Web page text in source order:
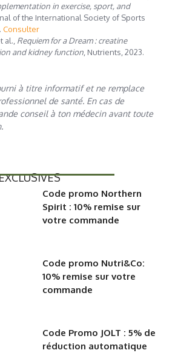
in exercise, sport, and
of the International Society of Sports
Consulter
al., Requiem for a Dream : creatine
and kidney function , Nutrients, 2023.
à titre informatif et ne remplace
de santé. En cas de
conseil à ton médecin avant toute
Code promo Northern
Spirit : 10% remise sur
votre commande
Code promo Nutri&Co:
10% remise sur votre
commande
Code Promo JOLT : 5% de
réduction automatique